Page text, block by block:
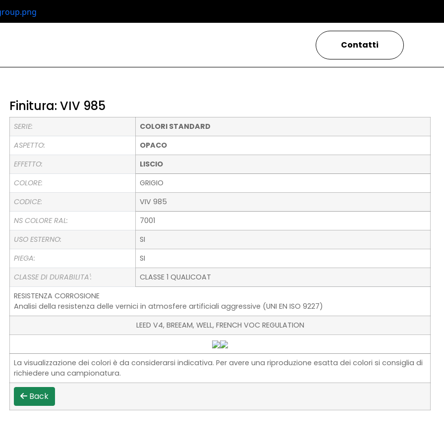
Contatti
Finitura: VIV 985
SERIE:
COLORI STANDARD
ASPETTO:
OPACO
EFFETTO:
LISCIO
COLORE:
GRIGIO
CODICE:
VIV 985
NS COLORE RAL:
7001
USO ESTERNO:
SI
PIEGA:
SI
CLASSE DI DURABILITA':
CLASSE 1 QUALICOAT
RESISTENZA CORROSIONE
Analisi della resistenza delle vernici in atmosfere artificiali aggressive (UNI EN ISO 9227)
LEED V4, BREEAM, WELL, FRENCH VOC REGULATION
La visualizzazione dei colori è da considerarsi indicativa. Per avere una riproduzione esatta dei colori si consiglia di
richiedere una campionatura.
Back